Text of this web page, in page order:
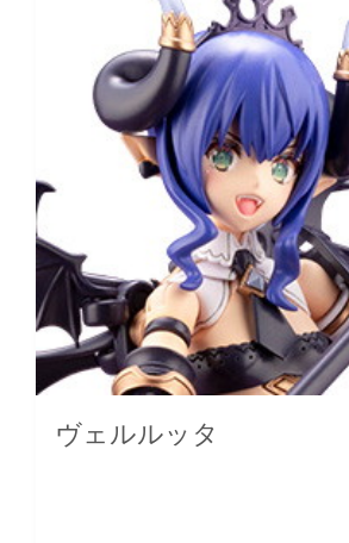
ヴェルルッタ